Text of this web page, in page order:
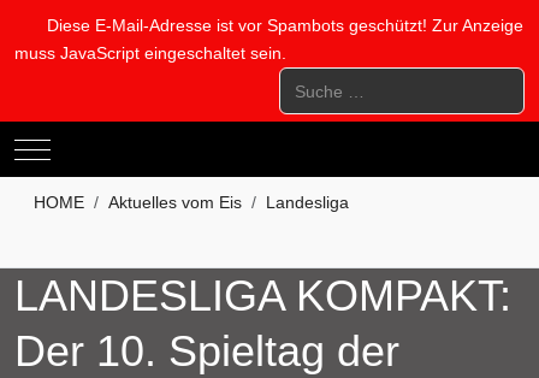
Diese E-Mail-Adresse ist vor Spambots geschützt! Zur Anzeige
muss JavaScript eingeschaltet sein.
Suchen
Mobile Menu Toggle
HOME Aktuelles vom Eis Landesliga
LANDESLIGA KOMPAKT:
Der 10. Spieltag der